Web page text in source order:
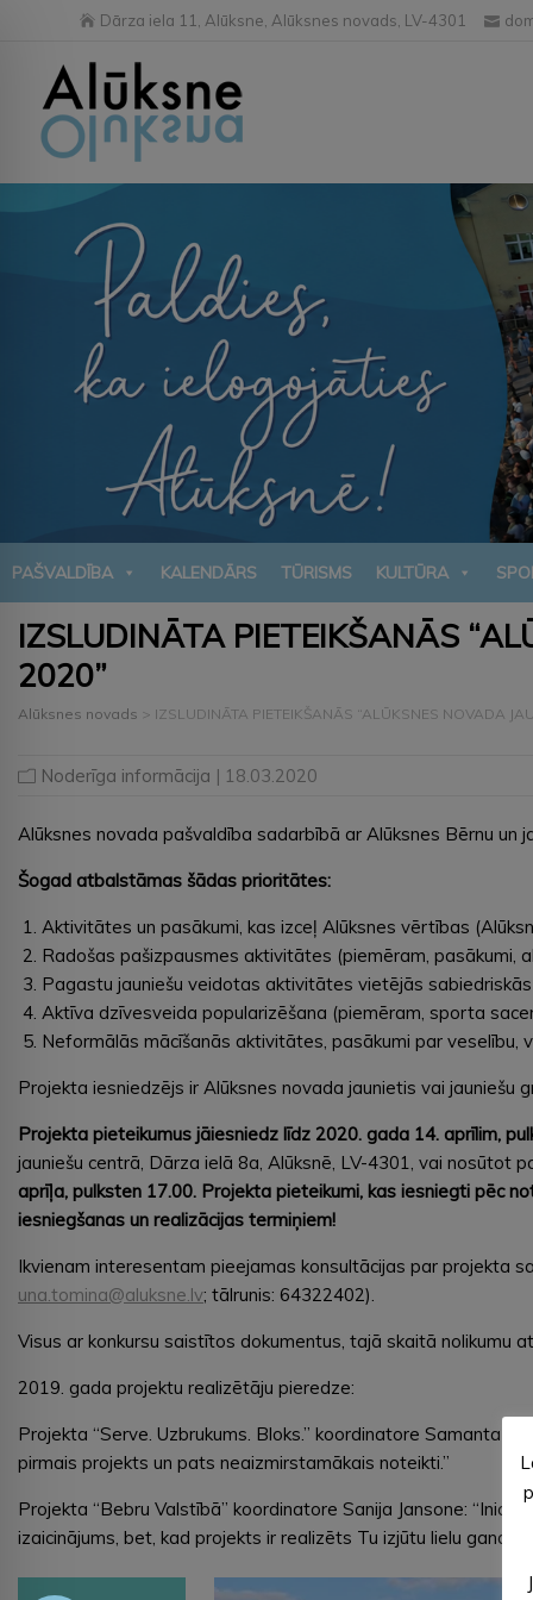
Dārza iela 11, Alūksne, Alūksnes novads, LV-4301
PAŠVALDĪBA KALENDĀRS TŪRISMS KULTŪRA
IZSLUDINĀTA PIETEIKŠANĀS
2020”
Alūksnes novads > IZSLUDINĀTA PIETEIKŠANĀS “ALŪKSNES NOVADA
Noderīga informācija | 18.03.2020
Alūksnes novada pašvaldība sadarbībā ar Alūksnes Bērnu un
Šogad atbalstāmas šādas prioritātes:
Aktivitātes un pasākumi, kas izceļ Alūksnes vērtības
Radošas pašizpausmes aktivitātes (piemēram, pasākumi,
Pagastu jauniešu veidotas aktivitātes vietējās
Aktīva dzīvesveida popularizēšana (piemēram, sporta
Neformālās mācīšanās aktivitātes, pasākumi par veselību,
Projekta iesniedzējs ir Alūksnes novada jaunietis vai jauniešu
Projekta pieteikumus jāiesniedz līdz 2020. gada 14. aprīlim,
jauniešu centrā, Dārza ielā 8a, Alūksnē, LV-4301, vai
aprīļa, pulksten 17.00. Projekta pieteikumi, kas iesniegti pēc
iesniegšanas un realizācijas termiņiem!
Ikvienam interesentam pieejamas konsultācijas par projekta
una.tomina@aluksne.lv; tālrunis: 64322402).
Visus ar konkursu saistītos dokumentus, tajā skaitā nolikumu
2019. gada projektu realizētāju pieredze:
Projekta “Serve. Uzbrukums. Bloks.” koordinatore Samanta
pirmais projekts un pats neaizmirstamākais noteikti.”
Projekta “Bebru Valstībā” koordinatore Sanija Jansone:
izaicinājums, bet, kad projekts ir realizēts Tu izjūtu lielu